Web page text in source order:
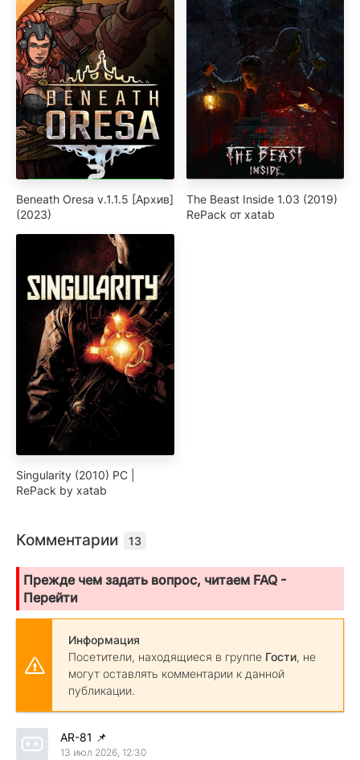
Beneath Oresa v.1.1.5 [Архив]
(2023)
The Beast Inside 1.03 (2019)
RePack от xatab
Singularity (2010) PC |
RePack by xatab
Комментарии 13
Прежде чем задать вопрос, читаем FAQ -
Перейти
Информация
Посетители, находящиеся в группе Гости, не
могут оставлять комментарии к данной
публикации.
AR-81 📌
13 июл 2026, 12:30